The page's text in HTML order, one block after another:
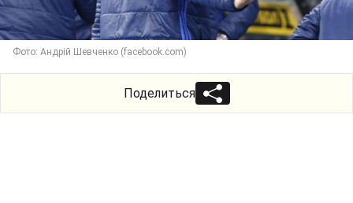
Фото: Андрій Шевченко (facebook.com)
Поделиться